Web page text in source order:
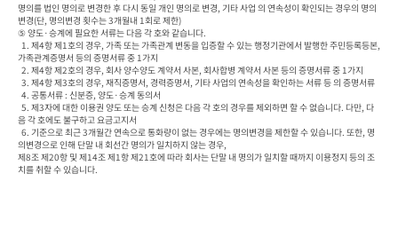
명의를 법인 명의로 변경한 후 다시 동일 개인 명의로 변경, 기타 사업 의 연속성이 확인되는 경우의 명의
변경(단, 명의변경 횟수는 3개월내 1회로 제한)
⑤ 양도·승계에 필요한 서류는 다음 각 호와 같습니다.
가족관계증명서 등의 증명서류 중 1가지
음 각 호에도 불구하고 요금고지서
의변경으로 인해 단말 내 회선간 명의가 일치하지 않는 경우,
제8조 제20항 및 제14조 제1항 제21호에 따라 회사는 단말 내 명의가 일치할 때까지 이용정지 등의 조
치를 취할 수 있습니다.